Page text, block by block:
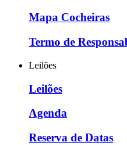
Mapa Cocheiras
Termo de
Leilões
Leilões
Agenda
Reserva de Datas